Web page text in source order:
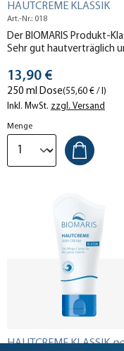
HAUTCREME KLASSIK
Art.-Nr.: 018
Der BIOMARIS Produkt-
Sehr gut hautverträglich
Stückpreis
13,90 €
250 ml Dose(55,60 € / l)
Inkl. MwSt. zzgl. Versand
Menge
HAUTCREME KLASSIK